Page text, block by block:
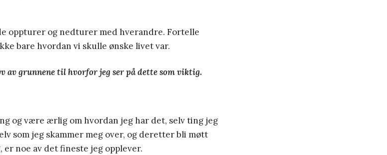
oppturer og nedturer med hverandre. Fortelle
bare hvordan vi skulle ønske livet var.
av grunnene til hvorfor jeg ser på dette som viktig.
og være ærlig om hvordan jeg har det, selv ting jeg
som jeg skammer meg over, og deretter bli møtt
noe av det fineste jeg opplever.